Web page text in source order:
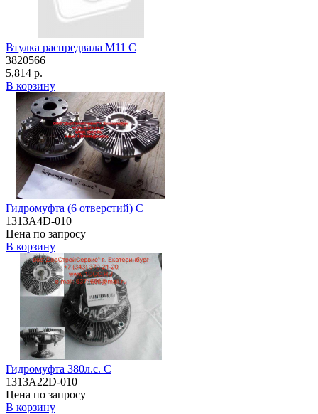
Втулка распредвала M11 C
3820566
5,814 р.
В корзину
Гидромуфта (6 отверстий) C
1313A4D-010
Цена по запросу
В корзину
Гидромуфта 380л.с. C
1313A22D-010
Цена по запросу
В корзину